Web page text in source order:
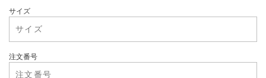
サイズ
注文番号